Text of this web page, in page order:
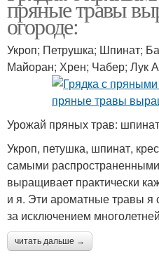
Композиции из пряных
трав
пряные травы
огороде:
Укроп; Петрушка; Шпинат;
Майоран; Хрен; Чабер; Лук
Урожай пряных трав:
Укроп, петушка, шпинат,
самыми
выращивает практически
и я. Эти ароматные травы я
за исключением
читать дальше →